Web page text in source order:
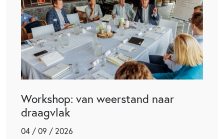
Workshop: van weerstand naar
draagvlak
04 / 09 / 2026